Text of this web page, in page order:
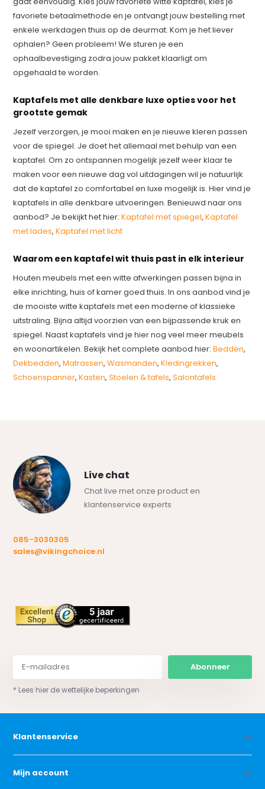
favoriete betaalmethode en je ontvangt jouw bestelling met
enkele werkdagen thuis op de deurmat. Kom je het liever
ophalen? Geen probleem! We sturen je een
ophaalbevestiging zodra jouw pakket klaarligt om
opgehaald te worden.
Kaptafels met alle denkbare luxe opties voor het
grootste gemak
Jezelf verzorgen, je mooi maken en je nieuwe kleren passen
voor de spiegel. Je doet het allemaal met behulp van een
kaptafel. Om zo ontspannen mogelijk jezelf weer klaar te
maken voor een nieuwe dag vol uitdagingen wil je natuurlijk
dat de kaptafel zo comfortabel en luxe mogelijk is. Hier vind je
kaptafels in alle denkbare uitvoeringen. Benieuwd naar ons
aanbod? Je bekijkt het hier:Kaptafel met spiegel,Kaptafel
met lades,Kaptafel met licht
Waarom een kaptafel wit thuis past in elk interieur
Houten meubels met een witte afwerkingen passen bijna in
elke inrichting, huis of kamer goed thuis. In ons aanbod vind je
de mooiste witte kaptafels met een moderne of klassieke
uitstraling. Bijna altijd voorzien van een bijpassende kruk en
spiegel. Naast kaptafels vind je hier nog veel meer meubels
en woonartikelen. Bekijk het complete aanbod hier:Bedden,
Dekbedden,Matrassen,Wasmanden,Kledingrekken,
Schoenspanner,Kasten,Stoelen & tafels,Salontafels
Live chat
Chat live met onze product en
klantenservice experts
085-3030305
sales@vikingchoice.nl
Abonneer
* Lees hier de wettelijke beperkingen
Klantenservice
Mijn account